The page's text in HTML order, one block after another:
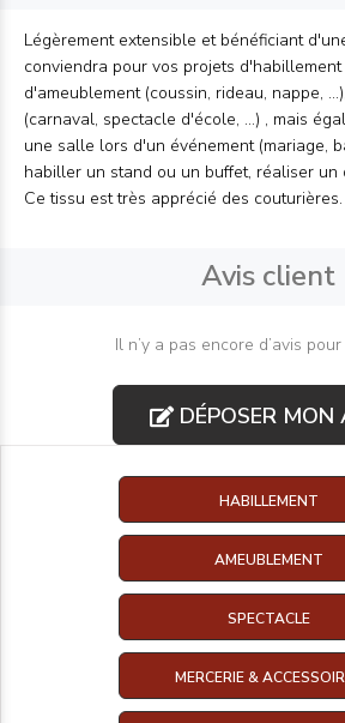
Légèrement extensible et bénéficiant
conviendra pour vos projets d'habillement
d'ameublement (coussin, rideau, nappe,
(carnaval, spectacle d'école, ...) , mais
une salle lors d'un événement (mariage,
habiller un stand ou un buffet, réaliser un
Ce tissu est très apprécié des couturières.
Avis client
Il n’y a pas encore d’avis
DÉPOSER MON
HABILLEMENT
AMEUBLEMENT
SPECTACLE
MERCERIE &